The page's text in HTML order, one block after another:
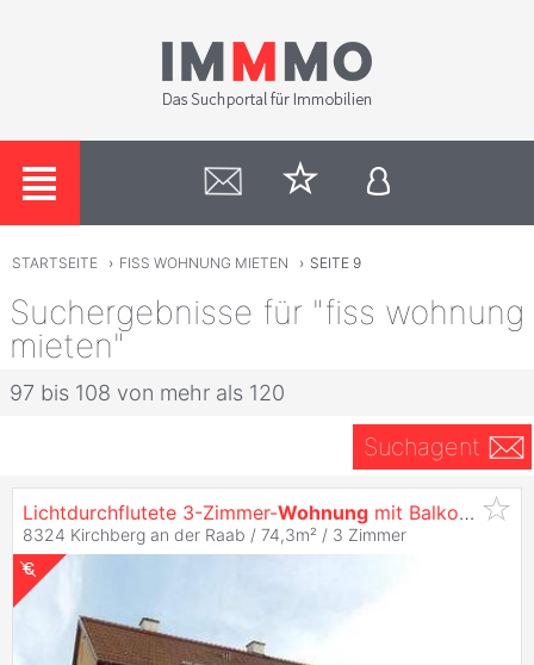
STARTSEITE › FISS WOHNUNG MIETEN › SEITE 9
Suchergebnisse für "fiss wohnung
mieten"
97 bis 108 von mehr als 120
Suchagent
Lichtdurchflutete 3-Zimmer-Wohnung mit Balkon und Carportparkplatz - geförderte
8324 Kirchberg an der Raab / 74,3m² / 3 Zimmer